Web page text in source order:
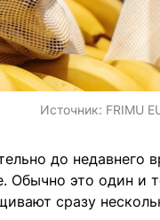
Источник: FRIMU
до недавнего
Обычно это один и
сразу